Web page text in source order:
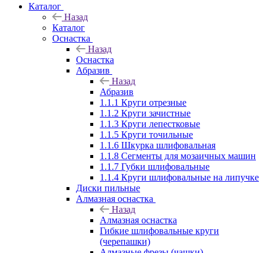
Каталог
Назад
Каталог
Оснастка
Назад
Оснастка
Абразив
Назад
Абразив
1.1.1 Круги отрезные
1.1.2 Круги зачистные
1.1.3 Круги лепестковые
1.1.5 Круги точильные
1.1.6 Шкурка шлифовальная
1.1.8 Сегменты для мозаичных машин
1.1.7 Губки шлифовальные
1.1.4 Круги шлифовальные на липучке
Диски пильные
Алмазная оснастка
Назад
Алмазная оснастка
Гибкие шлифовальные круги
(черепашки)